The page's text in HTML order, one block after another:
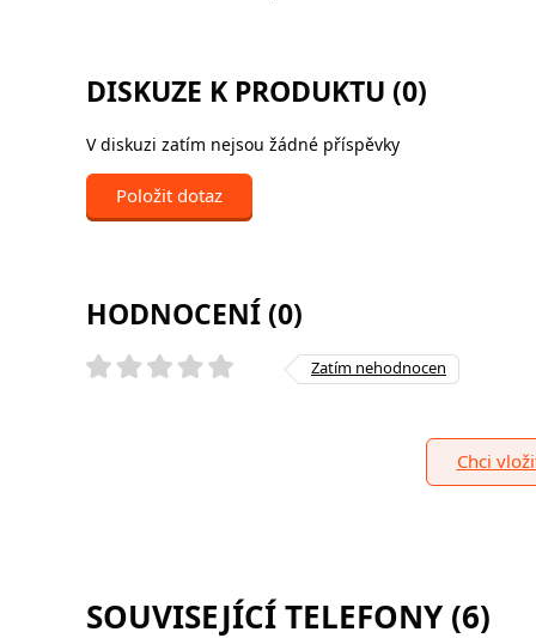
DISKUZE K PRODUKTU (0)
V diskuzi zatím nejsou žádné příspěvky
Položit dotaz
HODNOCENÍ (0)
Zatím nehodnocen
Chci
SOUVISEJÍCÍ TELEFONY (6)